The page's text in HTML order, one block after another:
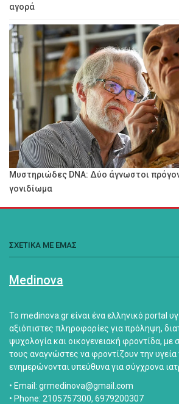
αγορά
Μυστηριώδες DNA: Δύο άγνωστοι
γονιδίωμα
ΣΧΕΤΙΚΑ ΜΕ ΕΜΑΣ
Medinova
Το medinova.gr είναι ένα ελληνικό portal
αξιόπιστες πληροφορίες για πρόληψη,
ψυχολογία και οικογενειακή φροντίδα, με
τους αναγνώστες να φροντίζουν την υγεία
ενημερώνονται υπεύθυνα για σύγχρονα
• Email: grmedinova@gmail.com
• Phone: 2105757300, 6979200307